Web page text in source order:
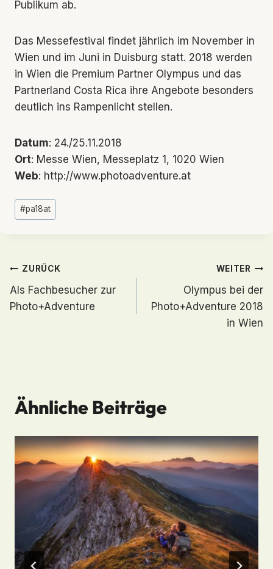
Publikum ab.
Das Messefestival findet jährlich im November in
Wien und im Juni in Duisburg statt. 2018 werden
in Wien die Premium Partner Olympus und das
Partnerland Costa Rica ihre Angebote besonders
deutlich ins Rampenlicht stellen.
Datum: 24./25.11.2018
Ort: Messe Wien, Messeplatz 1, 1020 Wien
Web: http://www.photoadventure.at
Schlagworte:
#pa18at
Beitragsnavigation
ZURÜCK
Als Fachbesucher zur
Photo+Adventure
WEITER
Olympus bei der
Photo+Adventure 2018
in Wien
Ähnliche Beiträge